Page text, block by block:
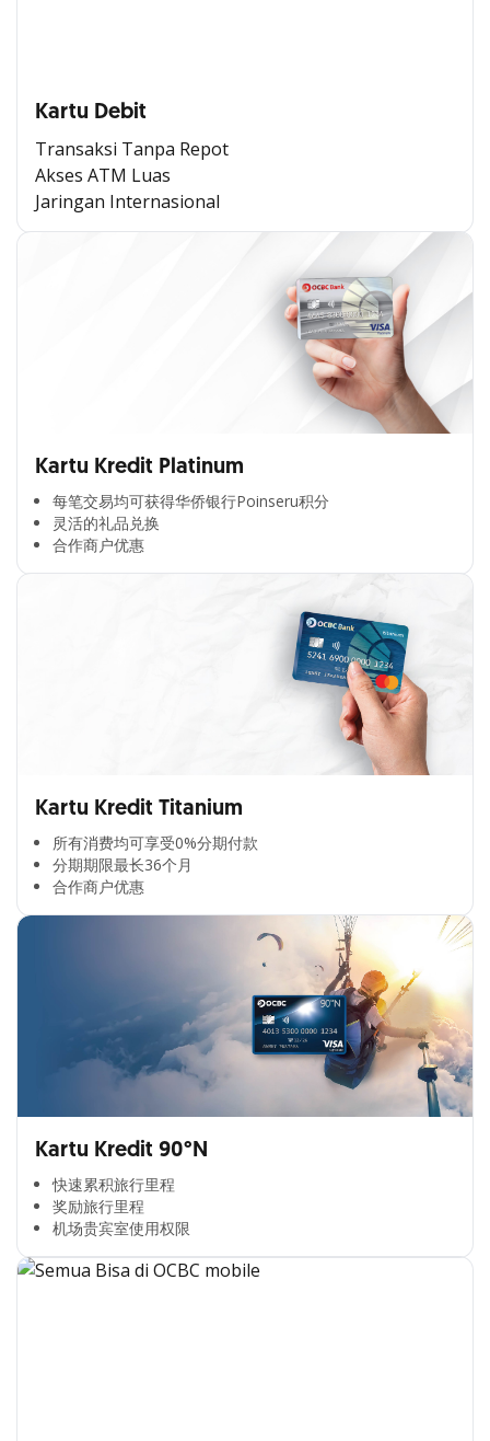
Kartu Debit
Transaksi Tanpa Repot
Akses ATM Luas
Jaringan Internasional
Kartu Kredit Platinum
每笔交易均可获得华侨银行Poinseru积分​
灵活的礼品兑换​
合作商户优惠​
Kartu Kredit Titanium
所有消费均可享受0%分期付款​
分期期限最长36个月​
合作商户优惠​
Kartu Kredit 90°N
快速累积旅行里程​
奖励旅行里程​
机场贵宾室使用权限​